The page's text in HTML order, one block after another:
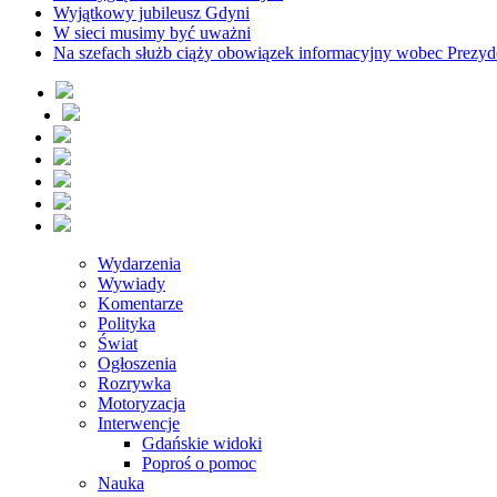
Wyjątkowy jubileusz Gdyni
W sieci musimy być uważni
Na szefach służb ciąży obowiązek informacyjny wobec
Wydarzenia
Wywiady
Komentarze
Polityka
Świat
Ogłoszenia
Rozrywka
Motoryzacja
Interwencje
Gdańskie widoki
Poproś o pomoc
Nauka